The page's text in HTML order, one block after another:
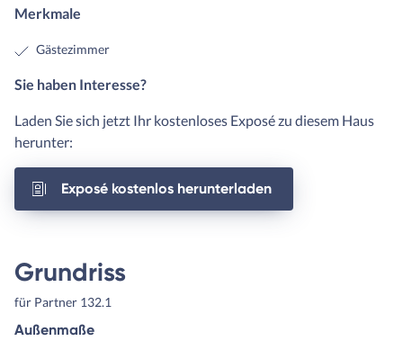
Merkmale
Gästezimmer
Sie haben Interesse?
Laden Sie sich jetzt Ihr kostenloses Exposé zu diesem Haus
herunter:
Exposé kostenlos herunterladen
Grundriss
für Partner 132.1
Außenmaße